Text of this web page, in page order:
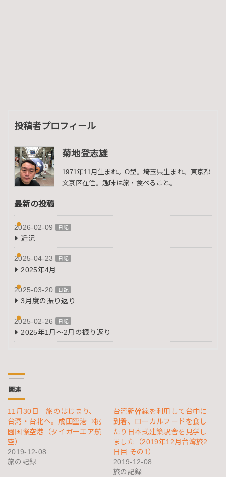
投稿者プロフィール
菊地登志雄
1971年11月生まれ。O型。埼玉県生まれ、東京都
文京区在住。趣味は旅・食べること。
最新の投稿
2026-02-09 日記
近況
2025-04-23 日記
2025年4月
2025-03-20 日記
3月度の振り返り
2025-02-26 日記
2025年1月～2月の振り返り
関連
11月30日 旅のはじまり、
台湾・台北へ。成田空港⇒桃
園国際空港（タイガーエア航
空）
2019-12-08
旅の記録
台湾新幹線を利用して台中に
到着、ローカルフードを食し
たり日本式建築駅舎を見学し
ました（2019年12月台湾旅2
日目 その1）
2019-12-08
旅の記録